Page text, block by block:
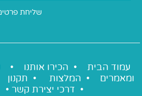
עמוד הבית • הכירו אותנו •
ומאמרים • המלצות • תקנון
• דרכי יצירת קשר •